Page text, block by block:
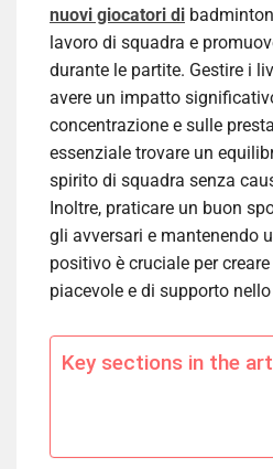
nuovi giocatori di
lavoro di squadra e
durante le partite. Gestire i
avere un impatto
concentrazione e sulle
essenziale trovare un
spirito di squadra senza
Inoltre, praticare un buon
gli avversari e mantenendo
positivo è cruciale per
piacevole e di supporto
Key sections in the